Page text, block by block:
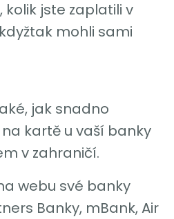
kolik jste zaplatili v
mohli sami
jak snadno
kartě u vaší banky
v zahraničí.
webu své banky
Banky, mBank, Air